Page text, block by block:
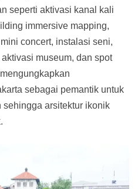
seperti aktivasi kanal kali
immersive mapping,
concert, instalasi seni,
museum, dan spot
sebagai pemantik untuk
arsitektur ikonik